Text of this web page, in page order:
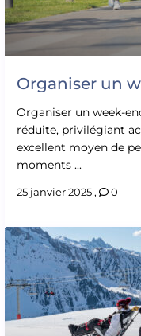
Organiser un
Organiser un week-
réduite, privilégiant
excellent moyen de
moments ...
25 janvier 2025, 0